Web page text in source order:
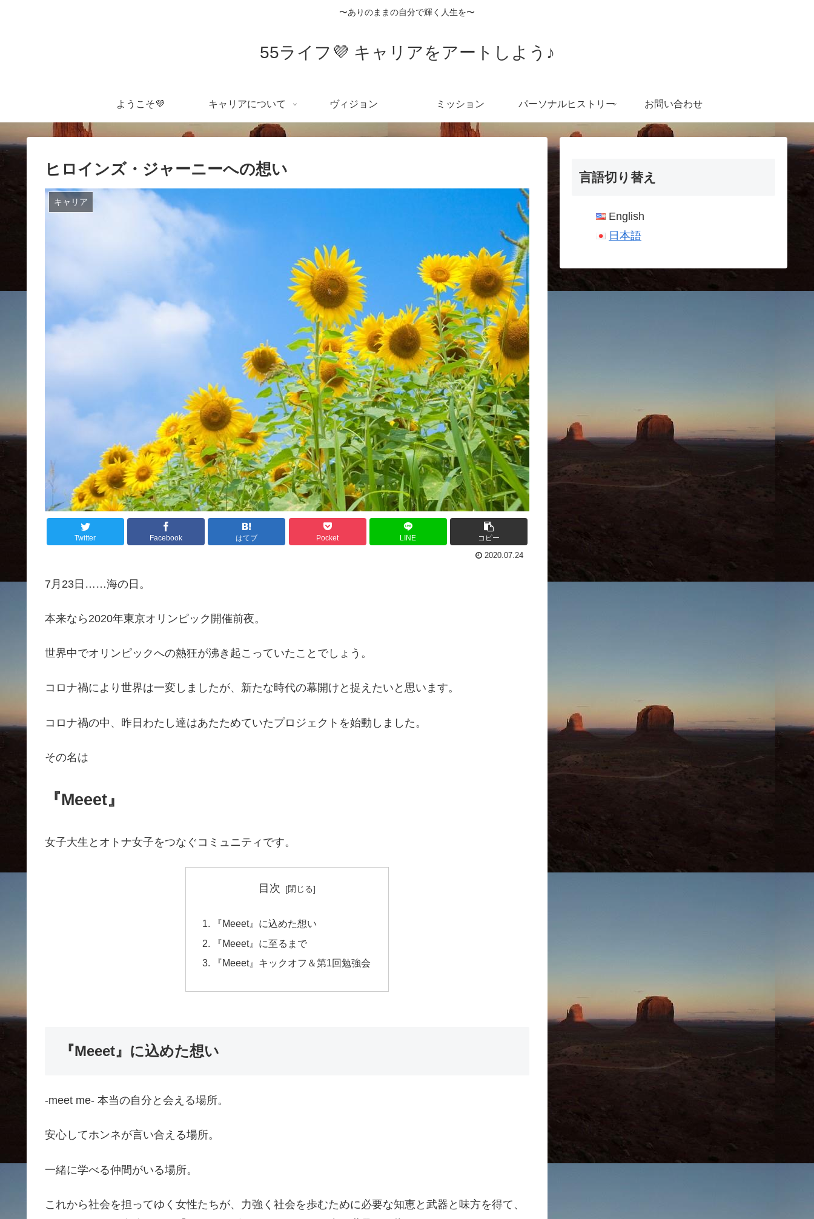
〜ありのままの自分で輝く人生を〜
55ライフ💜 キャリアをアートしよう♪
ようこそ💜 キャリアについて ヴィジョン ミッション パーソナルヒストリー お問い合わせ
ヒロインズ・ジャーニーへの想い
キャリア
Twitter Facebook はてブ Pocket LINE コピー
2020.07.24
7月23日……海の日。
本来なら2020年東京オリンピック開催前夜。
世界中でオリンピックへの熱狂が沸き起こっていたことでしょう。
コロナ禍により世界は一変しましたが、新たな時代の幕開けと捉えたいと思います。
コロナ禍の中、昨日わたし達はあたためていたプロジェクトを始動しました。
その名は
『Meeet』
女子大生とオトナ女子をつなぐコミュニティです。
目次
『Meeet』に込めた想い
『Meeet』に至るまで
『Meeet』キックオフ＆第1回勉強会
『Meeet』に込めた想い
-meet me- 本当の自分と会える場所。
安心してホンネが言い合える場所。
一緒に学べる仲間がいる場所。
これから社会を担ってゆく女性たちが、力強く社会を歩むために必要な知恵と武器と味方を得て、
言語切り替え
English
日本語